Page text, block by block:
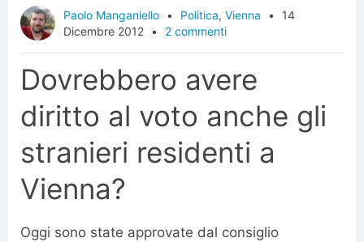
Paolo Manganiello • Politica,Vienna •
14
Dicembre 2012 • 2 commenti
Dovrebbero avere
diritto al voto anche gli
stranieri residenti a
Vienna?
Oggi sono state approvate dal consiglio